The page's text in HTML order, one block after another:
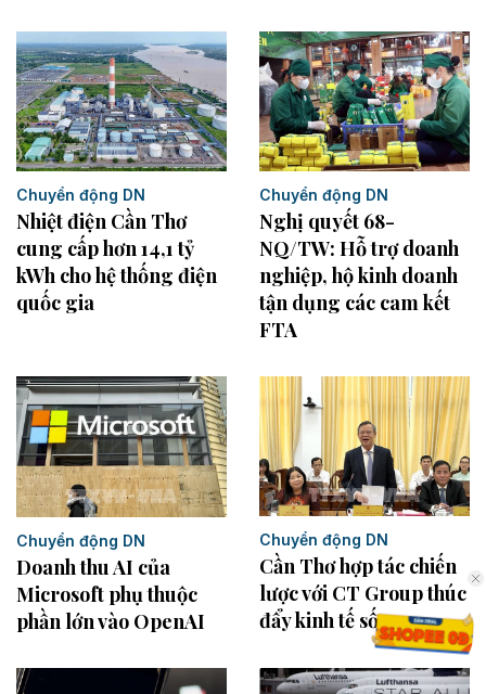
Chuyển động DN
Nhiệt điện Cần Thơ
cung cấp hơn 14,1 tỷ
kWh cho hệ thống điện
quốc gia
Chuyển động DN
Nghị quyết 68-
NQ/TW: Hỗ trợ doanh
nghiệp, hộ kinh doanh
tận dụng các cam kết
FTA
Chuyển động DN
Doanh thu AI của
Microsoft phụ thuộc
phần lớn vào OpenAI
Chuyển động DN
Cần Thơ hợp tác chiến
lược với CT Group thúc
đẩy kinh tế số